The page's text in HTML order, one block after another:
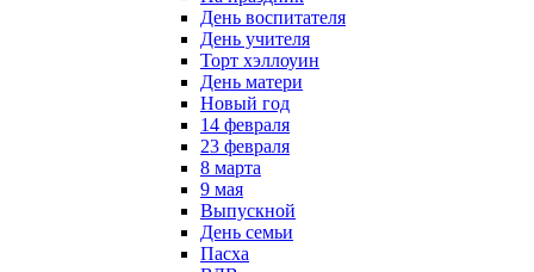
День воспитателя
День учителя
Торт хэллоуин
День матери
Новый год
14 февраля
23 февраля
8 марта
9 мая
Выпускной
День семьи
Пасха